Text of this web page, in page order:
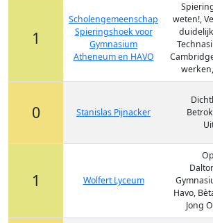
1
Scholengemeenschap
Spieringshoek voor
Gymnasium
Atheneum en HAVO
weten!,
0 Stanislas Pijnacker
1 Wolfert Lyceum
Havo,
Jong